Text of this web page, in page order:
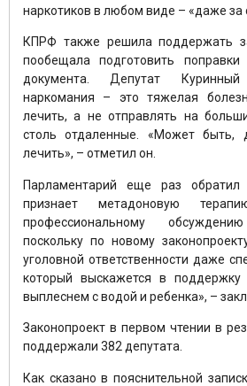
наркотиков в любом виде – «даже за
КПРФ также решила поддержать
пообещала подготовить
документа. Депутат
наркомания – это тяжелая
лечить, а не отправлять на
столь отдаленные. «Может быть,
лечить», – отметил он.
Парламентарий еще раз
признает метадоновую
профессиональному
поскольку по новому
уголовной ответственности даже
который выскажется в
выплеснем с водой и ребенка», –
Законопроект в первом чтении в
поддержали 382 депутата.
Как сказано в пояснительной